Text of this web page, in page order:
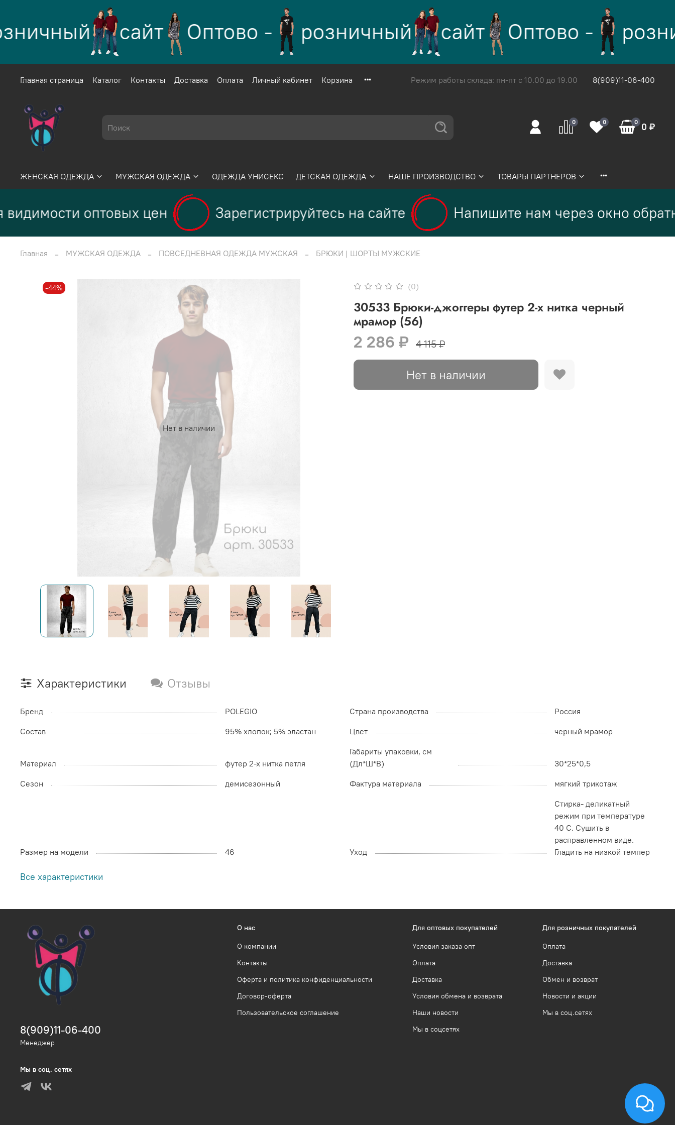
сайт Оптово - розничный сайт Оптово -
Главная страница Каталог Контакты Доставка Оплата Личный кабинет Корзина Режим работы склада: пн-пт с 10.00 до 19.00 8(909)11-06-400
0 0 0 0 ₽
ЖЕНСКАЯ ОДЕЖДА МУЖСКАЯ ОДЕЖДА ОДЕЖДА УНИСЕКС ДЕТСКАЯ ОДЕЖДА НАШЕ ПРОИЗВОДСТВО ТОВАРЫ ПАРТНЕРОВ
оптовых цен Зарегистрируйтесь на сайте Напишите нам через окно
Главная МУЖСКАЯ ОДЕЖДА ПОВСЕДНЕВНАЯ ОДЕЖДА МУЖСКАЯ БРЮКИ | ШОРТЫ МУЖСКИЕ
Нет в наличии
-44% (0)
30533 Брюки-джоггеры футер 2-х нитка черный
мрамор (56)
2 286 ₽ 4 115 ₽
Нет в наличии
Характеристики Отзывы
Бренд POLEGIO Страна производства
Россия
Состав
95% хлопок; 5% эластан Цвет черный мрамор
Материал футер 2-х нитка петля
Габариты упаковки, см
(Дл*Ш*В)
30*25*0,5
Сезон
демисезонный Фактура материала мягкий трикотаж
Размер на модели 46 Уход
Стирка- деликатный
режим при температуре
40 С. Сушить в
расправленном виде.
Гладить на низкой темпер
Все характеристики
О нас
О компании
Контакты
Оферта и политика конфиденциальности
Договор-оферта
Пользовательское соглашение
Для оптовых покупателей
Условия заказа опт
Оплата
Доставка
Условия обмена и возврата
Наши новости
Мы в соцсетях
Для розничных покупателей
Оплата
Доставка
Обмен и возврат
Новости и акции
Мы в соц.сетях
8(909)11-06-400
Менеджер
Мы в соц. сетях